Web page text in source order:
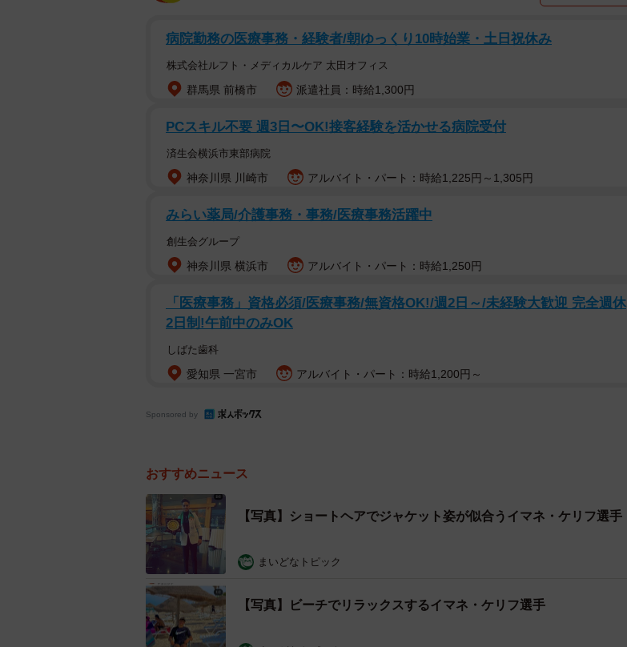
病院勤務の医療事務・経験者/朝ゆっくり10時始業・土日祝休み
株式会社ルフト・メディカルケア 太田オフィス
群馬県 前橋市 派遣社員：時給1,300円
PCスキル不要 週3日〜OK!接客経験を活かせる病院受付
済生会横浜市東部病院
神奈川県 川崎市 アルバイト・パート：時給1,225円～1,305円
みらい薬局/介護事務・事務/医療事務活躍中
創生会グループ
神奈川県 横浜市 アルバイト・パート：時給1,250円
「医療事務」資格必須/医療事務/無資格OK!/週2日～/未経験大歓迎 完全週休
2日制!午前中のみOK
しばた歯科
愛知県 一宮市 アルバイト・パート：時給1,200円～
Sponsored by
おすすめニュース
【写真】ショートヘアでジャケット姿が似合うイマネ・ケリフ選手
まいどなトピック
【写真】ビーチでリラックスするイマネ・ケリフ選手